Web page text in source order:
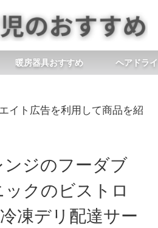
暖房器具おすすめ ヘアドラ
イト広告を利用して商品を紹
ンジのフーダブ
クのビストロ
凍デリ配達サー